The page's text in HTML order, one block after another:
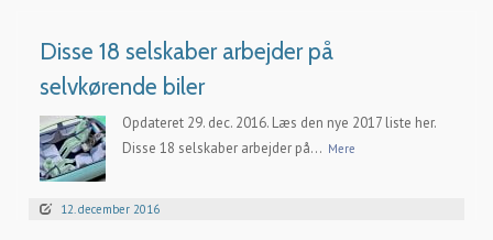
Disse 18 selskaber arbejder på
selvkørende biler
Opdateret 29. dec. 2016. Læs den nye 2017 liste her.
Disse 18 selskaber arbejder på... Mere
12. december 2016